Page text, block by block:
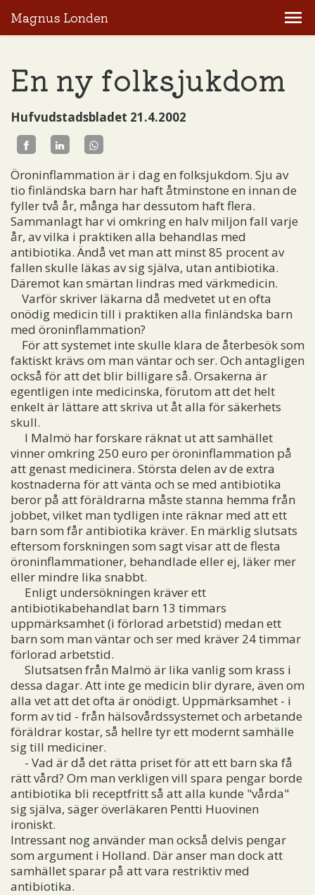
Magnus Londen
En ny folksjukdom
Hufvudstadsbladet 21.4.2002
Öroninflammation är i dag en folksjukdom. Sju av
tio finländska barn har haft åtminstone en innan de
fyller två år, många har dessutom haft flera.
Sammanlagt har vi omkring en halv miljon fall varje
år, av vilka i praktiken alla behandlas med
antibiotika. Ändå vet man att minst 85 procent av
fallen skulle läkas av sig själva, utan antibiotika.
Däremot kan smärtan lindras med värkmedicin.
Varför skriver läkarna då medvetet ut en ofta
onödig medicin till i praktiken alla finländska barn
med öroninflammation?
För att systemet inte skulle klara de återbesök som
faktiskt krävs om man väntar och ser. Och antagligen
också för att det blir billigare så. Orsakerna är
egentligen inte medicinska, förutom att det helt
enkelt är lättare att skriva ut åt alla för säkerhets
skull.
I Malmö har forskare räknat ut att samhället
vinner omkring 250 euro per öroninflammation på
att genast medicinera. Största delen av de extra
kostnaderna för att vänta och se med antibiotika
beror på att föräldrarna måste stanna hemma från
jobbet, vilket man tydligen inte räknar med att ett
barn som får antibiotika kräver. En märklig slutsats
eftersom forskningen som sagt visar att de flesta
öroninflammationer, behandlade eller ej, läker mer
eller mindre lika snabbt.
Enligt undersökningen kräver ett
antibiotikabehandlat barn 13 timmars
uppmärksamhet (i förlorad arbetstid) medan ett
barn som man väntar och ser med kräver 24 timmar
förlorad arbetstid.
Slutsatsen från Malmö är lika vanlig som krass i
dessa dagar. Att inte ge medicin blir dyrare, även om
alla vet att det ofta är onödigt. Uppmärksamhet - i
form av tid - från hälsovårdssystemet och arbetande
föräldrar kostar, så hellre tyr ett modernt samhälle
sig till mediciner.
- Vad är då det rätta priset för att ett barn ska få
rätt vård? Om man verkligen vill spara pengar borde
antibiotika bli receptfritt så att alla kunde "vårda"
sig själva, säger överläkaren Pentti Huovinen
ironiskt.
Intressant nog använder man också delvis pengar
som argument i Holland. Där anser man dock att
samhället sparar på att vara restriktiv med
antibiotika.